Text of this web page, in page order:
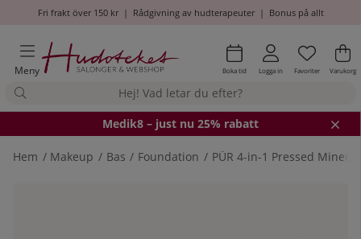
Fri frakt över 150 kr| Rådgivning av hudterapeuter| Bonus på allt
Meny Boka tid Logga in Antal i
.
Favoriter .
Varukorg
Medik8 – just nu 25% rabatt
Hem Makeup Bas Foundation PÜR 4-in-1 Pressed